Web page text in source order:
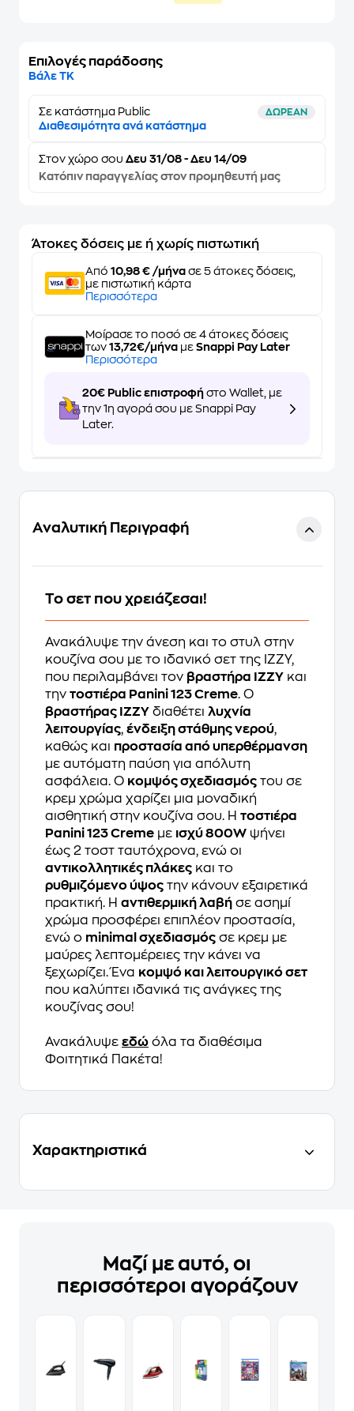
Επιλογές παράδοσης
Βάλε ΤΚ
Σε κατάστημα Public ΔΩΡΕΑΝ
Διαθεσιμότητα ανά κατάστημα
Στον χώρο σου Δευ 31/08 - Δευ 14/09
Κατόπιν παραγγελίας στον προμηθευτή μας
Άτοκες δόσεις με ή χωρίς πιστωτική
Από 10,98 € /μήνα σε 5 άτοκες δόσεις,
με πιστωτική κάρτα
Περισσότερα
Μοίρασε το ποσό σε 4 άτοκες δόσεις
των 13,72€/μήνα με Snappi Pay Later
Περισσότερα
20€ Public επιστροφή στο Wallet, με
την 1η αγορά σου με Snappi Pay
Later.
Αναλυτική Περιγραφή
Το σετ που χρειάζεσαι!
Ανακάλυψε την άνεση και το στυλ στην
κουζίνα σου με το ιδανικό σετ της IZZY,
που περιλαμβάνει τον βραστήρα IZZY και
την τοστιέρα Panini 123 Creme. Ο
βραστήρας IZZY διαθέτει λυχνία
λειτουργίας, ένδειξη στάθμης νερού,
καθώς και προστασία από υπερθέρμανση
με αυτόματη παύση για απόλυτη
ασφάλεια. Ο κομψός σχεδιασμός του σε
κρεμ χρώμα χαρίζει μια μοναδική
αισθητική στην κουζίνα σου. Η τοστιέρα
Panini 123 Creme με ισχύ 800W ψήνει
έως 2 τοστ ταυτόχρονα, ενώ οι
αντικολλητικές πλάκες και το
ρυθμιζόμενο ύψος την κάνουν εξαιρετικά
πρακτική. Η αντιθερμική λαβή σε ασημί
χρώμα προσφέρει επιπλέον προστασία,
ενώ ο minimal σχεδιασμός σε κρεμ με
μαύρες λεπτομέρειες την κάνει να
ξεχωρίζει. Ένα κομψό και λειτουργικό σετ
που καλύπτει ιδανικά τις ανάγκες της
κουζίνας σου!
Ανακάλυψε εδώ όλα τα διαθέσιμα
Φοιτητικά Πακέτα!
Χαρακτηριστικά
Μαζί με αυτό, οι
περισσότεροι αγοράζουν